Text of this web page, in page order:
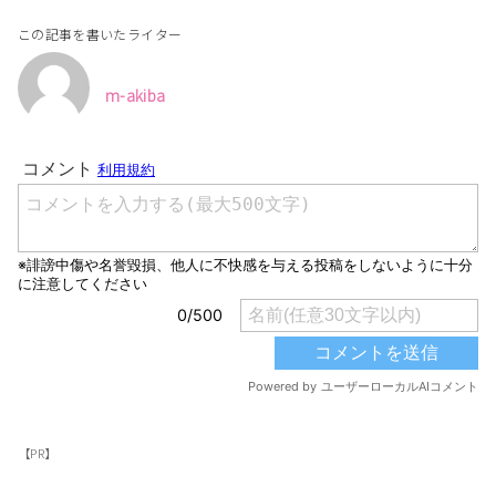
この記事を書いたライター
m-akiba
【PR】